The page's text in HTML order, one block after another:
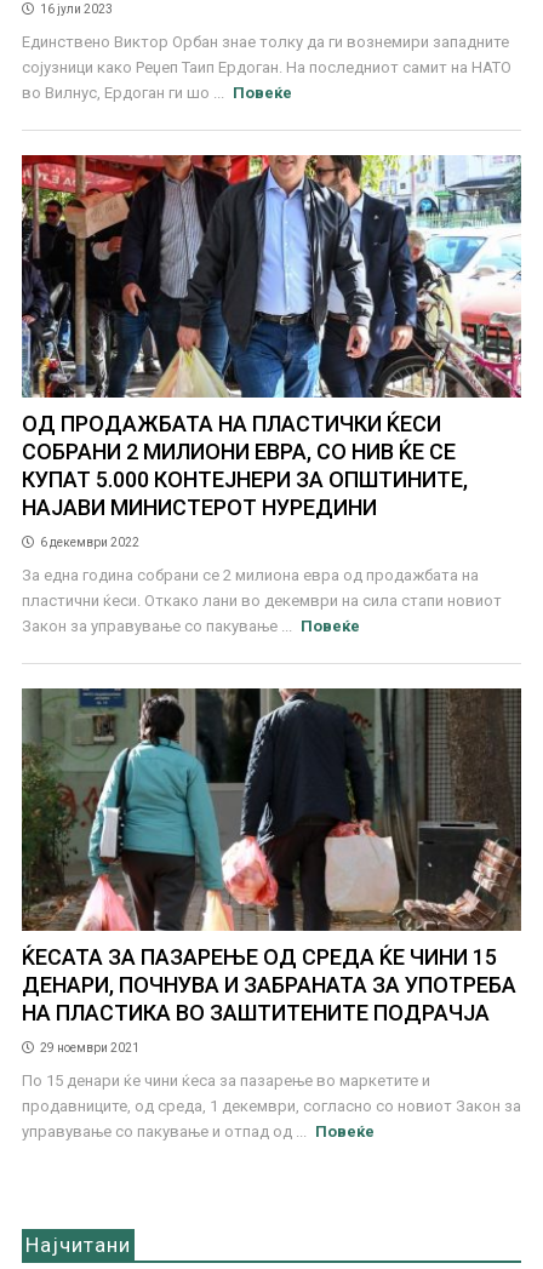
16 јули 2023
Единствено Виктор Орбан знае толку да ги вознемири западните
сојузници како Реџеп Таип Ердоган. На последниот самит на НАТО
во Вилнус, Ердоган ги шо ...
Повеќе
ОД ПРОДАЖБАТА НА ПЛАСТИЧКИ ЌЕСИ
СОБРАНИ 2 МИЛИОНИ ЕВРА, СО НИВ ЌЕ СЕ
КУПАТ 5.000 КОНТЕЈНЕРИ ЗА ОПШТИНИТЕ,
НАЈАВИ МИНИСТЕРОТ НУРЕДИНИ
6 декември 2022
За една година собрани се 2 милиона евра од продажбата на
пластични ќеси. Откако лани во декември на сила стапи новиот
Закон за управување со пакување ...
Повеќе
ЌЕСАТА ЗА ПАЗАРЕЊЕ ОД СРЕДА ЌЕ ЧИНИ 15
ДЕНАРИ, ПОЧНУВА И ЗАБРАНАТА ЗА УПОТРЕБА
НА ПЛАСТИКА ВО ЗАШТИТЕНИТЕ ПОДРАЧЈА
29 ноември 2021
По 15 денари ќе чини ќеса за пазарење во маркетите и
продавниците, од среда, 1 декември, согласно со новиот Закон за
управување со пакување и отпад од ...
Повеќе
Најчитани